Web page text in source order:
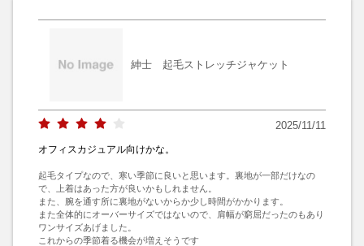
紳士 起毛ストレッチジャケット
2025/11/11
オフィスカジュアル向けかな。
起毛タイプなので、寒い季節に良いと思います。裏地が一部だけなの
で、上着はあった方が良いかもしれません。
また、腕を通す所に裏地がないからか少し時間がかかります。
また全体的にオーバーサイズではないので、肩幅が窮屈だったのもあり
ワンサイズあげました。
これからの季節着る機会が増えそうです